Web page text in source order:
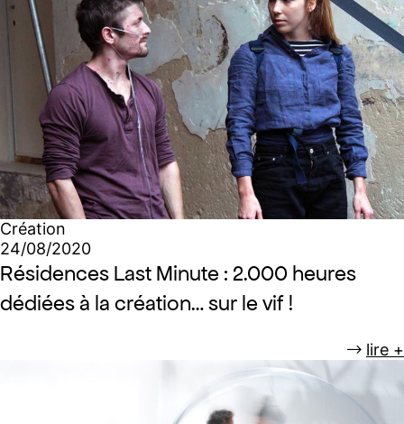
Création
24/08/2020
Résidences Last Minute : 2.000 heures
dédiées à la création… sur le vif !
lire +